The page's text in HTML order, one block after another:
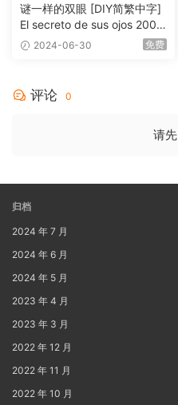
谜一样的双眼 [DIY简繁中字]
El secreto de sus ojos 2009
1080p Blu-ray AVC DTS-HD
2024-06-30 免费
评论 0
请先
归档
2024 年 7 月
2024 年 6 月
2024 年 5 月
2023 年 4 月
2023 年 3 月
2022 年 12 月
2022 年 11 月
2022 年 10 月